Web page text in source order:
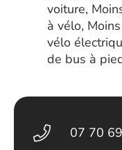
voiture,
à vélo,
vélo
de bus à
07 70